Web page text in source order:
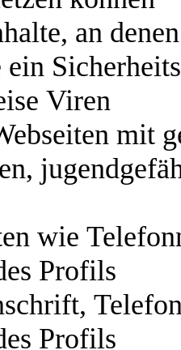
an
ein
Viren
mit
wie
Profils
Profils